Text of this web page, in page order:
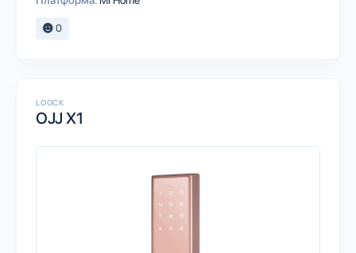
0
LOOCK
OJJ X1